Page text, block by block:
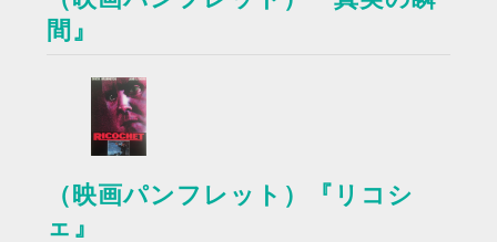
間』
（映画パンフレット）『リコシ
ェ』